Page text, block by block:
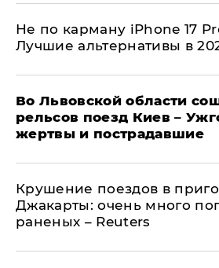
Не по карману iPhone 17
Лучшие альтернативы в
Во Львовской области
рельсов поезд Киев –
жертвы и пострадавшие
Крушение поездов в
Джакарты: очень много
раненых – Reuters